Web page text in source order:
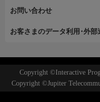
お問い合わせ
お客さまのデータ利用･外部
Copyright ©Interactive
Copyright ©Jupiter